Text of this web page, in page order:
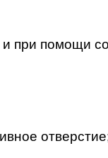
и при помощи